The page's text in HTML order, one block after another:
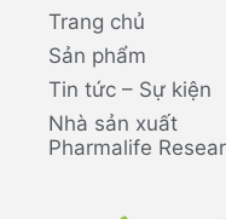
Trang chủ
Sản phẩm
Tin tức – Sự kiện
Nhà sản xuất
Pharmalife